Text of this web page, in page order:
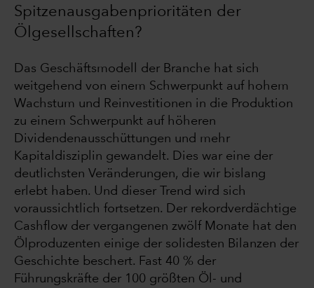
Spitzenausgabenprioritäten der
Ölgesellschaften?
Das Geschäftsmodell der Branche hat sich
weitgehend von einem Schwerpunkt auf hohem
Wachstum und Reinvestitionen in die Produktion
zu einem Schwerpunkt auf höheren
Dividendenausschüttungen und mehr
Kapitaldisziplin gewandelt. Dies war eine der
deutlichsten Veränderungen, die wir bislang
erlebt haben. Und dieser Trend wird sich
voraussichtlich fortsetzen. Der rekordverdächtige
Cashflow der vergangenen zwölf Monate hat den
Ölproduzenten einige der solidesten Bilanzen der
Geschichte beschert. Fast 40 % der
Führungskräfte der 100 größten Öl- und